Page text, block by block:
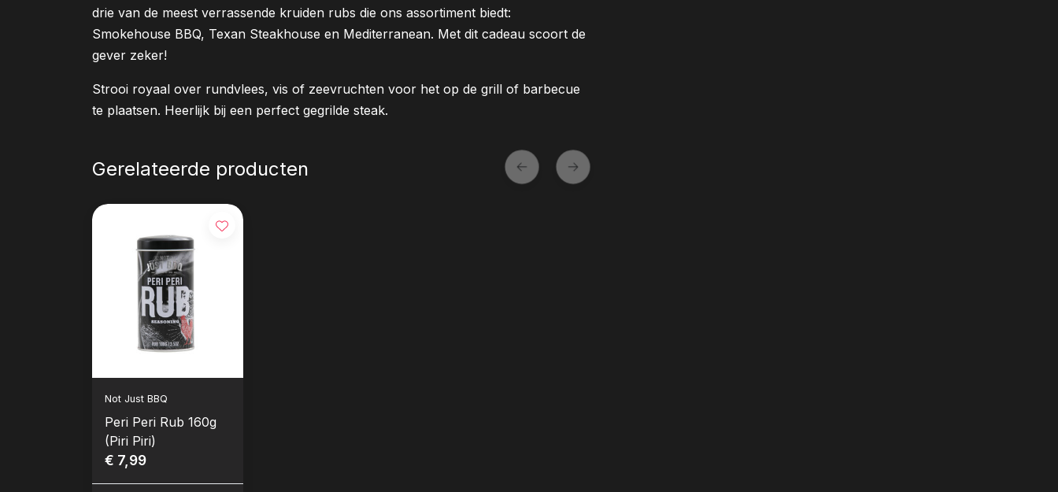
drie van de meest verrassende kruiden rubs die ons assortiment biedt:
Smokehouse BBQ, Texan Steakhouse en Mediterranean. Met dit cadeau scoort de
gever zeker!
Strooi royaal over rundvlees, vis of zeevruchten voor het op de grill of barbecue
te plaatsen. Heerlijk bij een perfect gegrilde steak.
Gerelateerde producten
Not Just BBQ
Peri Peri Rub 160g
(Piri Piri)
€ 7,99